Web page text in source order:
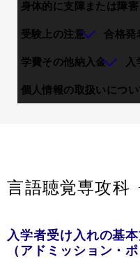
身体的に支障または障
受験上の注意 合格発
学費その他納入金 入
個人情報の取扱いにつ
言語聴覚専攻科
入学者受け入れの基
（アドミッション・ポ